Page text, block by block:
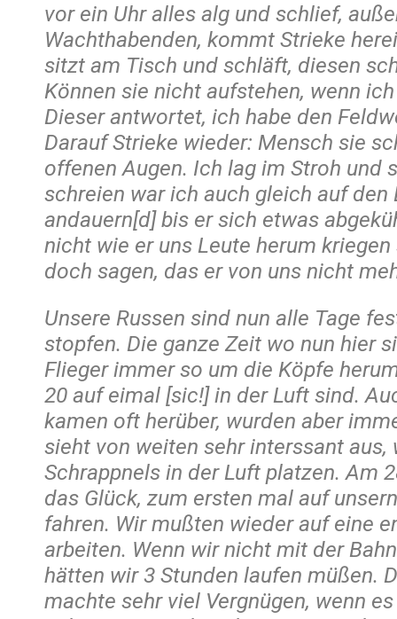
Unsere Russen sind nun alle Tage
stopfen. Die ganze Zeit wo nun hier
Flieger immer so um die Köpfe
20 auf eimal [sic!] in der Luft sind.
kamen oft herüber, wurden aber
sieht von weiten sehr interssant aus,
Schrappnels in der Luft platzen. Am
das Glück, zum ersten mal auf
fahren. Wir mußten wieder auf eine
arbeiten. Wenn wir nicht mit der
hätten wir 3 Stunden laufen müßen.
machte sehr viel Vergnügen, wenn